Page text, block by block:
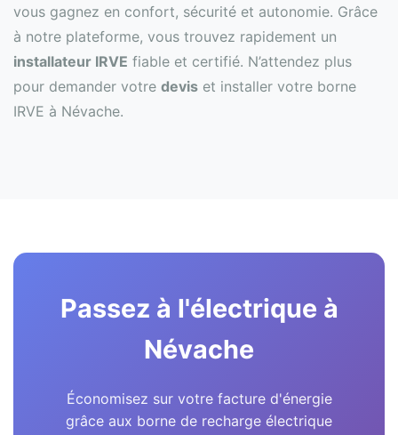
vous gagnez en confort, sécurité et autonomie. Grâce
à notre plateforme, vous trouvez rapidement un
installateur IRVE fiable et certifié. N’attendez plus
pour demander votre devis et installer votre borne
IRVE à Névache.
Passez à l'électrique à
Névache
Économisez sur votre facture d'énergie
grâce aux borne de recharge électrique